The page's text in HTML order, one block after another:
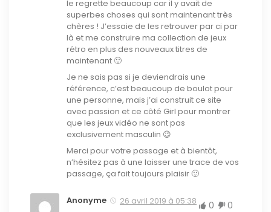
le regrette beaucoup car il y avait de
superbes choses qui sont maintenant très
chères ! J’essaie de les retrouver par ci par
là et me construire ma collection de jeux
rétro en plus des nouveaux titres de
maintenant 🙂
Je ne sais pas si je deviendrais une
référence, c’est beaucoup de boulot pour
une personne, mais j’ai construit ce site
avec passion et ce côté Girl pour montrer
que les jeux vidéo ne sont pas
exclusivement masculin 😉
Merci pour votre passage et à bientôt,
n’hésitez pas à une laisser une trace de vos
passage, ça fait toujours plaisir 🙂
Anonyme 26 avril 2019 à 05:38 0 0